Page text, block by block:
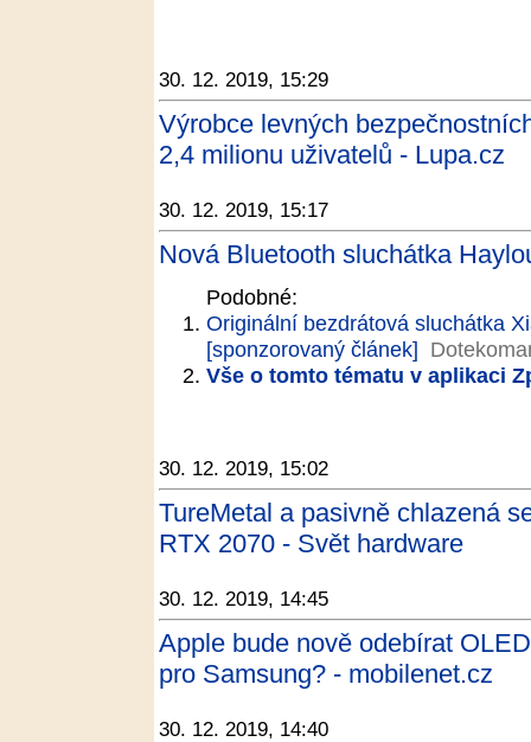
30. 12. 2019, 15:29
Výrobce levných
2,4 milionu uživatelů - Lupa.cz
30. 12. 2019, 15:17
Nová Bluetooth sluchátka
Podobné:
Originální bezdrátová sluchátka
[sponzorovaný článek]
Vše o tomto tématu v aplikaci
30. 12. 2019, 15:02
TureMetal a pasivně chlazená
RTX 2070 - Svět hardware
30. 12. 2019, 14:45
Apple bude nově odebírat
pro Samsung? - mobilenet.cz
30. 12. 2019, 14:40